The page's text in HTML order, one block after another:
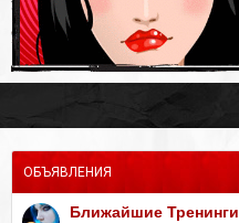
ОБЪЯВЛЕНИЯ
Ближайшие Тренинги